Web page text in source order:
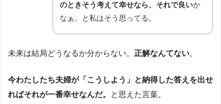
のときそう考えて幸せなら、それで良いか
なぁ。と私はそう思ってる。
未来は結局どうなるか分からない。 正解なんてない。
今わたしたち夫婦が「こうしよう」と納得した答えを出せ
ればそれが一番幸せなんだ。
と思えた言葉。